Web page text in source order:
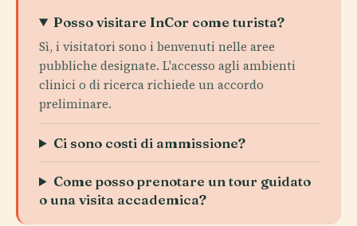
Posso visitare InCor come turista?
Sì, i visitatori sono i benvenuti nelle aree
pubbliche designate. L'accesso agli ambienti
clinici o di ricerca richiede un accordo
preliminare.
Ci sono costi di ammissione?
Come posso prenotare un tour guidato
o una visita accademica?